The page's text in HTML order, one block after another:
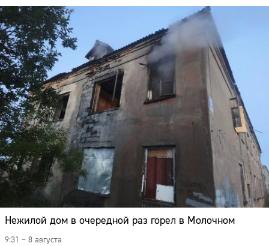
Нежилой дом в очередной раз горел в Молочном
9:31 – 8 августа
Адрес:
Телефон: